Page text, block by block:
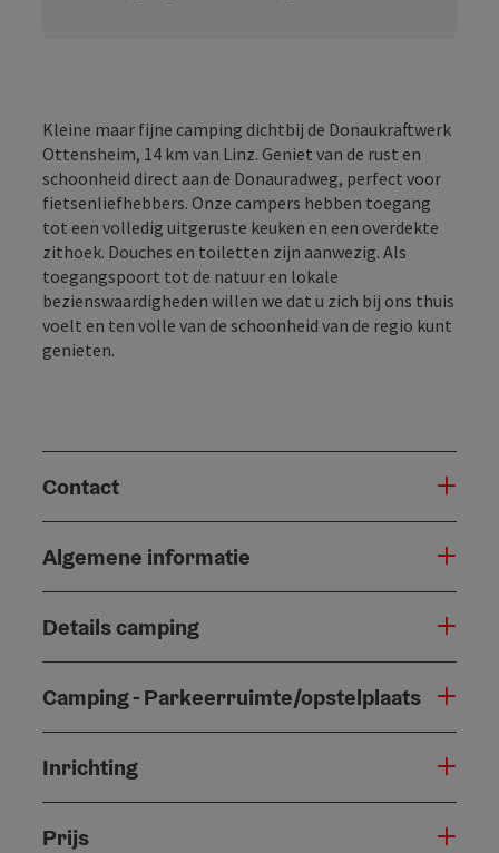
Kleine maar fijne camping dichtbij de Donaukraftwerk
Ottensheim, 14 km van Linz. Geniet van de rust en
schoonheid direct aan de Donauradweg, perfect voor
fietsenliefhebbers. Onze campers hebben toegang
tot een volledig uitgeruste keuken en een overdekte
zithoek. Douches en toiletten zijn aanwezig. Als
toegangspoort tot de natuur en lokale
bezienswaardigheden willen we dat u zich bij ons thuis
voelt en ten volle van de schoonheid van de regio kunt
genieten.
Contact
Algemene informatie
Details camping
Camping - Parkeerruimte/opstelplaats
Inrichting
Prijs